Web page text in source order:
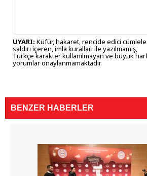
UYARI: Küfür, hakaret, rencide edici
saldırı içeren, imla kuralları ile yazılmamış,
Türkçe karakter kullanılmayan ve büyük
yorumlar onaylanmamaktadır.
BENZER HABERLER